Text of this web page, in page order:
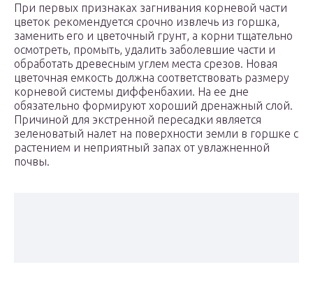
При первых признаках загнивания корневой части
цветок рекомендуется срочно извлечь из горшка,
заменить его и цветочный грунт, а корни тщательно
осмотреть, промыть, удалить заболевшие части и
обработать древесным углем места срезов. Новая
цветочная емкость должна соответствовать размеру
корневой системы диффенбахии. На ее дне
обязательно формируют хороший дренажный слой.
Причиной для экстренной пересадки является
зеленоватый налет на поверхности земли в горшке с
растением и неприятный запах от увлажненной
почвы.